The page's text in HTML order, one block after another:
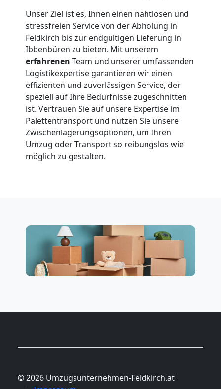
Unser Ziel ist es, Ihnen einen nahtlosen und
stressfreien Service von der Abholung in
Feldkirch bis zur endgültigen Lieferung in
Ibbenbüren zu bieten. Mit unserem
erfahrenen Team und unserer umfassenden
Logistikexpertise garantieren wir einen
effizienten und zuverlässigen Service, der
speziell auf Ihre Bedürfnisse zugeschnitten
ist. Vertrauen Sie auf unsere Expertise im
Palettentransport und nutzen Sie unsere
Zwischenlagerungsoptionen, um Ihren
Umzug oder Transport so reibungslos wie
möglich zu gestalten.
© 2026 Umzugsunternehmen-Feldkirch.at